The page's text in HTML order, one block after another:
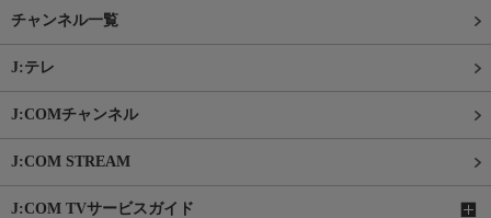
チャンネル一覧
J:テレ
J:COMチャンネル
J:COM STREAM
J:COM TVサービスガイド